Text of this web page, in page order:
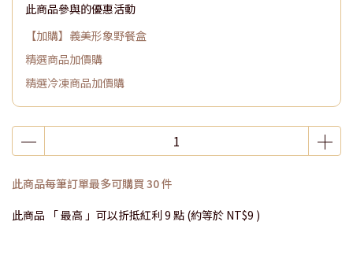
此商品參與的優惠活動
【加購】義美形象野餐盒
精選商品加價購
精選冷凍商品加價購
此商品每筆訂單最多可購買 30 件
此商品 「 最高 」可以折抵紅利 9 點 (約等於 NT$9 )